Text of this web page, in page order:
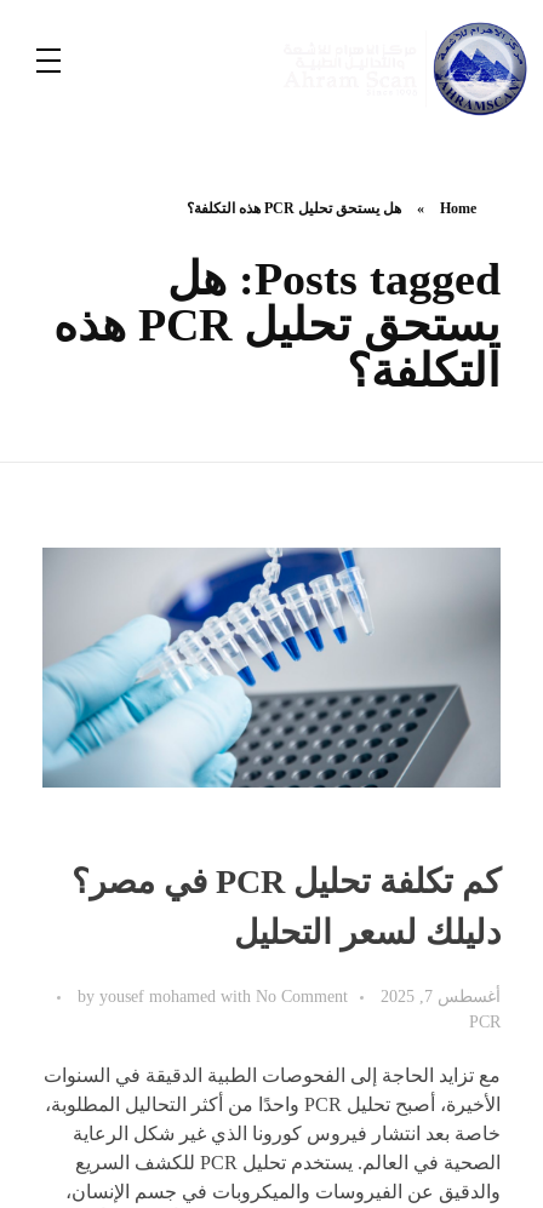
Home
» هل يستحق تحليل PCR هذه التكلفة؟
Posts tagged: هل
يستحق تحليل PCR هذه
التكلفة؟
كم تكلفة تحليل PCR في مصر؟
دليلك لسعر التحليل
أغسطس 7, 2025 by yousef mohamed with No Comment
PCR
مع تزايد الحاجة إلى الفحوصات الطبية الدقيقة في السنوات
الأخيرة، أصبح تحليل PCR واحدًا من أكثر التحاليل المطلوبة،
خاصة بعد انتشار فيروس كورونا الذي غير شكل الرعاية
الصحية في العالم. يستخدم تحليل PCR للكشف السريع
والدقيق عن الفيروسات والميكروبات في جسم الإنسان،